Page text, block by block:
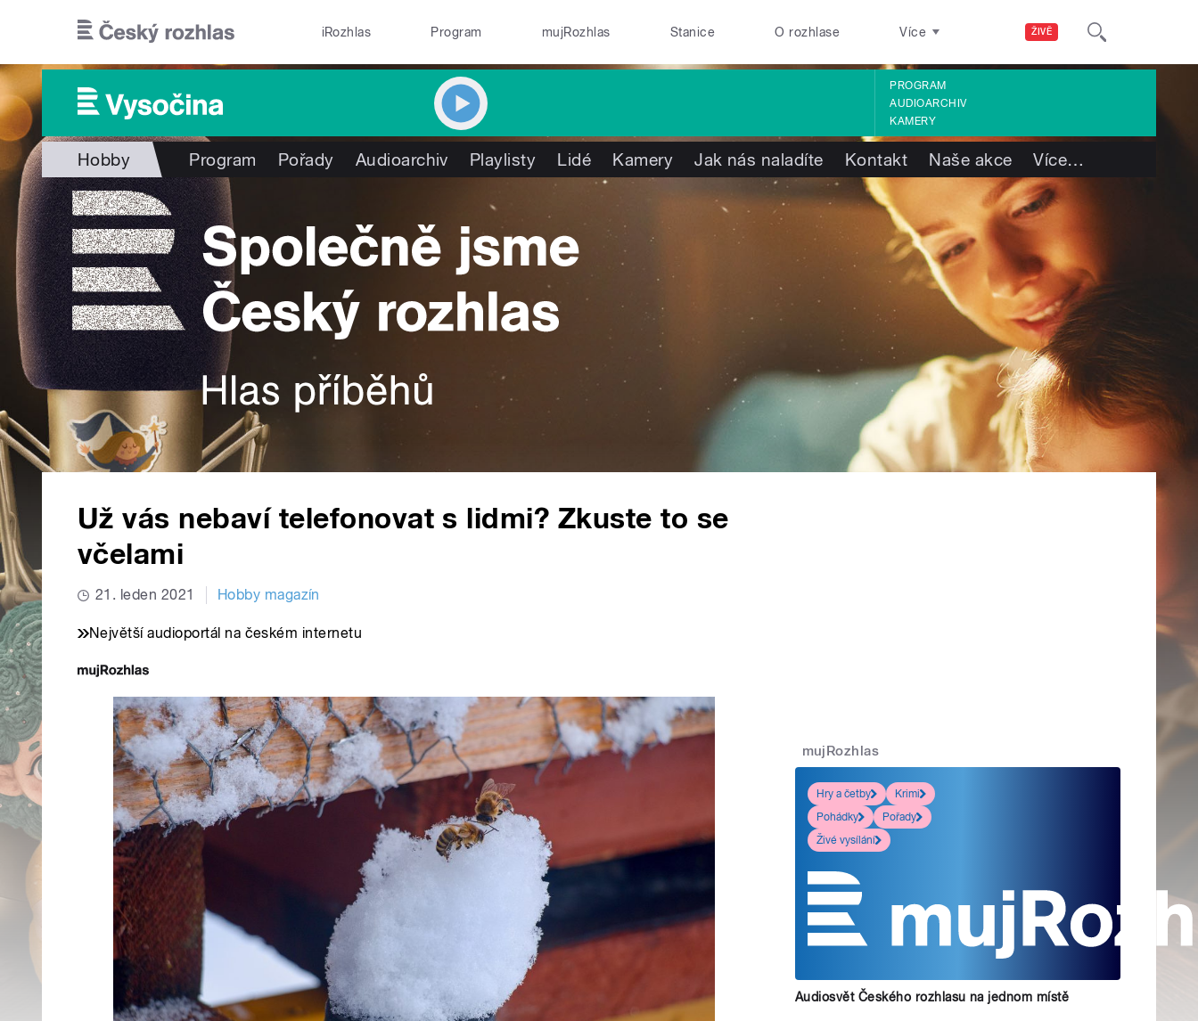
ŽIVĚ
iRozhlas Program mujRozhlas Stanice O rozhlase Více
PROGRAM
AUDIOARCHIV
KAMERY
Hobby Program Pořady Audioarchiv Playlisty Lidé Kamery Jak nás naladíte Kontakt Naše akce Více…
Už vás nebaví telefonovat s lidmi? Zkuste to se
včelami
21. leden 2021 Hobby magazín
Největší audioportál na českém internetu
mujRozhlas
Hry a četby
Krimi
Pohádky
Pořady
Živé vysílání
Audiosvět Českého rozhlasu na jednom místě